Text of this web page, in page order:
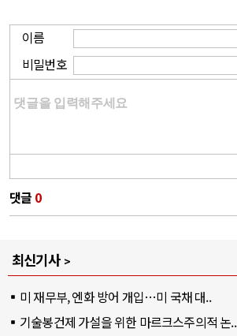
이름
비밀번호
댓글 0
최신기사
미 재무부, 엔화 방어 개입…미 국채 대..
기술봉건제 가설을 위한 마르크스주의적 논..